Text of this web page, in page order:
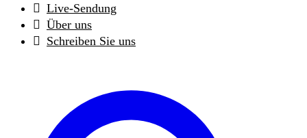
Live-Sendung
Über uns
Schreiben Sie uns